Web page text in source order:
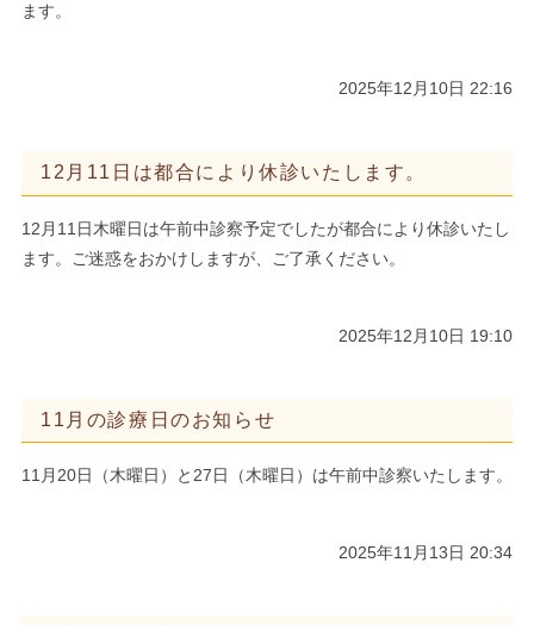
ます。
2025年12月10日 22:16
12月11日は都合により休診いたします。
12月11日木曜日は午前中診察予定でしたが都合により休診いたし
ます。ご迷惑をおかけしますが、ご了承ください。
2025年12月10日 19:10
11月の診療日のお知らせ
11月20日（木曜日）と27日（木曜日）は午前中診察いたします。
2025年11月13日 20:34